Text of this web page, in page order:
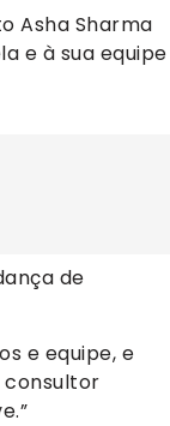
Asha Sharma
e à sua equipe
de
e equipe, e